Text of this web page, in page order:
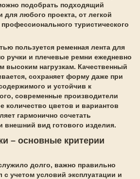
подобрать подходящий
для любого проекта, от легкой
туристического
пользуется ременная лента для
ручки и плечевые ремни ежедневно
высоким нагрузкам. Качественный
сохраняет форму даже при
и устойчив к
современные производители
количество цветов и вариантов
гармонично сочетать
внешний вид готового изделия.
– основные критерии
долго, важно правильно
с учетом условий эксплуатации и